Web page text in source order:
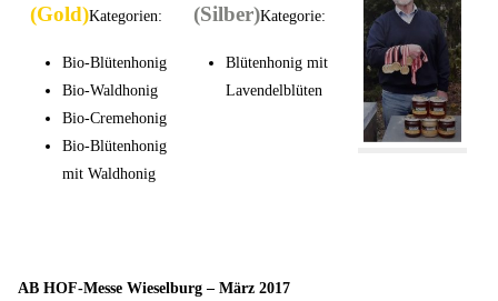
(Gold)Kategorien:
Bio-Blütenhonig
Bio-Waldhonig
Bio-Cremehonig
Bio-Blütenhonig
mit Waldhonig
(Silber)Kategorie:
Blütenhonig mit
Lavendelblüten
AB HOF-Messe Wieselburg – März 2017